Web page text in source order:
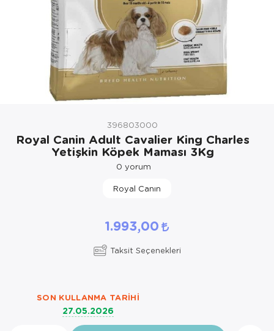
396803000
Royal Canin Adult Cavalier King Charles
Yetişkin Köpek Maması 3Kg
0 yorum
Royal Canın
1.993,00
Taksit Seçenekleri
SON KULLANMA TARIHI
27.05.2026